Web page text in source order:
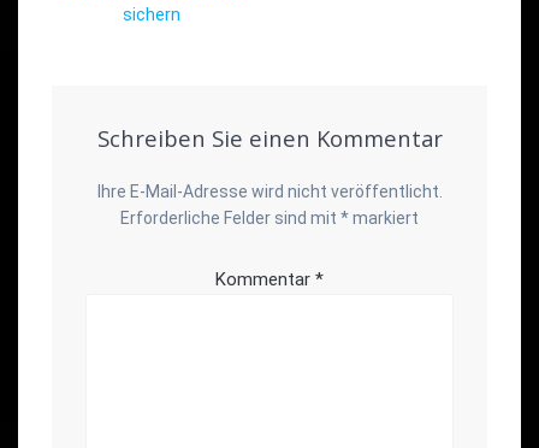
sichern
Schreiben Sie einen Kommentar
Ihre E-Mail-Adresse wird nicht veröffentlicht.
Erforderliche Felder sind mit *markiert
Kommentar *